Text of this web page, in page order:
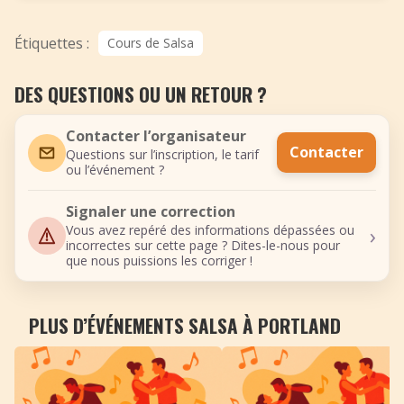
Étiquettes : Cours de Salsa
DES QUESTIONS OU UN RETOUR ?
Contacter l’organisateur
Questions sur l’inscription, le tarif
ou l’événement ?
Contacter
Signaler une correction
Vous avez repéré des informations dépassées ou
incorrectes sur cette page ? Dites-le-nous pour
que nous puissions les corriger !
›
PLUS D’ÉVÉNEMENTS SALSA À PORTLAND